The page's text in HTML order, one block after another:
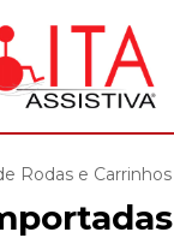
Rodas e Carrinhos